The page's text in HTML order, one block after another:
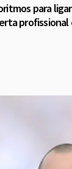
para